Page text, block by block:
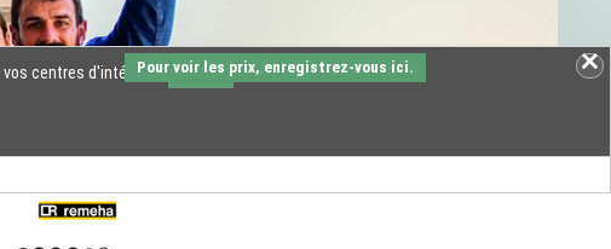
centres d'intérêts.
OK
Pour voir les prix, enregistrez-vous ici.